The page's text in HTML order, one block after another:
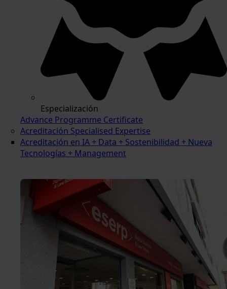
Especialización
Advance Programme Certificate
Acreditación Specialised Expertise
Acreditación en IA + Data + Sostenibilidad + Nueva
Tecnologías + Management